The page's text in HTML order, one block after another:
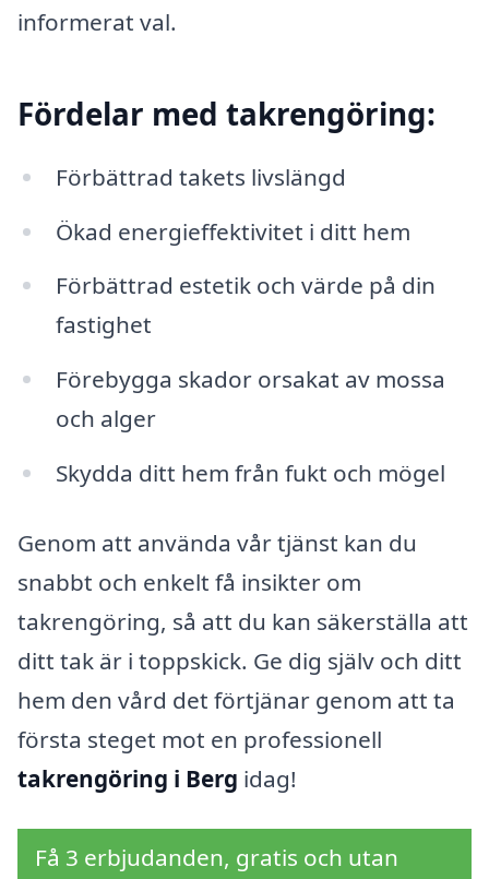
informerat val.
Fördelar med takrengöring:
Förbättrad takets livslängd
Ökad energieffektivitet i ditt hem
Förbättrad estetik och värde på din
fastighet
Förebygga skador orsakat av mossa
och alger
Skydda ditt hem från fukt och mögel
Genom att använda vår tjänst kan du
snabbt och enkelt få insikter om
takrengöring, så att du kan säkerställa att
ditt tak är i toppskick. Ge dig själv och ditt
hem den vård det förtjänar genom att ta
första steget mot en professionell
takrengöring i Berg idag!
Få 3 erbjudanden, gratis och utan